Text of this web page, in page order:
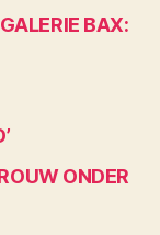
BAX:
ONDER